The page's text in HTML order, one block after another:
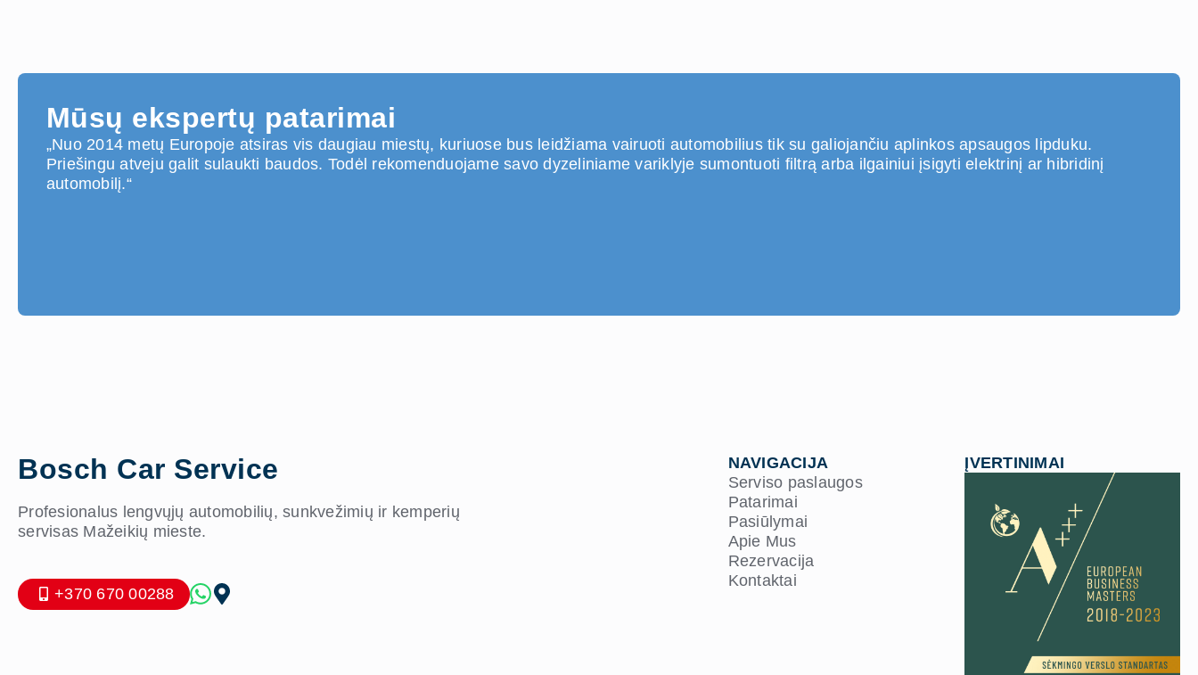
Mūsų ekspertų patarimai
„Nuo 2014 metų Europoje atsiras vis daugiau miestų, kuriuose bus leidžiama vairuoti automobilius tik su galiojančiu aplinkos apsaugos lipduku.
Priešingu atveju galit sulaukti baudos. Todėl rekomenduojame savo dyzeliniame variklyje sumontuoti filtrą arba ilgainiui įsigyti elektrinį ar hibridinį
automobilį.“
Bosch Car Service
Profesionalus lengvųjų automobilių, sunkvežimių ir kemperių
servisas Mažeikių mieste.
+370 670 00288
NAVIGACIJA
Serviso paslaugos
Patarimai
Pasiūlymai
Apie Mus
Rezervacija
Kontaktai
ĮVERTINIMAI